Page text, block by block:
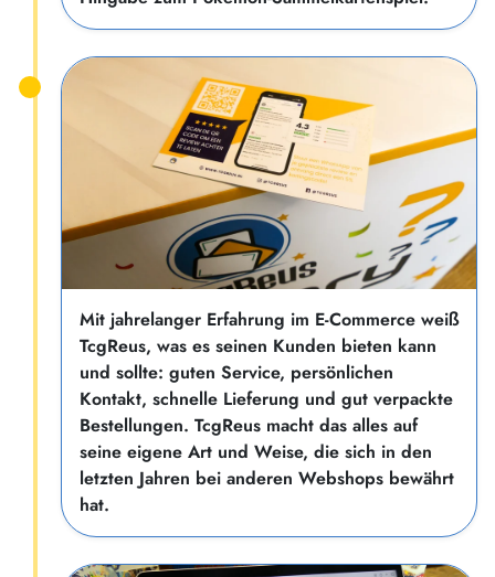
Mit jahrelanger Erfahrung im E-Commerce weiß
TcgReus, was es seinen Kunden bieten kann
und sollte: guten Service, persönlichen
Kontakt, schnelle Lieferung und gut verpackte
Bestellungen. TcgReus macht das alles auf
seine eigene Art und Weise, die sich in den
letzten Jahren bei anderen Webshops bewährt
hat.